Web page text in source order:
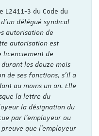
L2411-3 du Code du
délégué syndical
autorisation de
autorisation est
licenciement de
les douze mois
de ses fonctions, s'il a
au moins un an. Elle
la lettre du
la désignation du
par l'employeur ou
que l'employeur